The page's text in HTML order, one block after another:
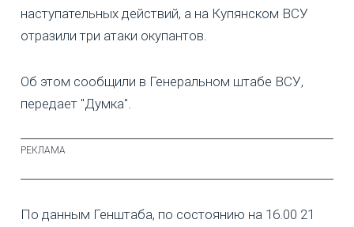
наступательных действий, а на Купянском ВСУ
отразили три атаки окупантов.
Об этом сообщили в Генеральном штабе ВСУ,
передает "Думка".
По данным Генштаба, по состоянию на 16.00 21